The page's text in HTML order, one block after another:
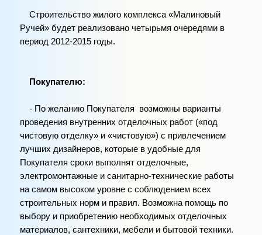
Строительство жилого комплекса «Малиновый
Ручей» будет реализовано четырьмя очередями в
период 2012-2015 годы.
Покупателю:
- По желанию Покупателя возможны варианты
проведения внутренних отделочных работ («под
чистовую отделку» и «чистовую») с привлечением
лучших дизайнеров, которые в удобные для
Покупателя сроки выполнят отделочные,
электромонтажные и санитарно-технические работы
на самом высоком уровне с соблюдением всех
строительных норм и правил. Возможна помощь по
выбору и приобретению необходимых отделочных
материалов, сантехники, мебели и бытовой техники.